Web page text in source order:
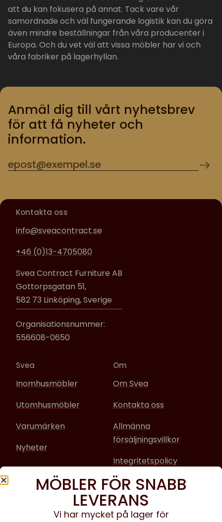
att du kan fokusera på annat. Tack vare vår
samordnade och väl fungerande logistik kan du göra
även mindre beställningar från våra producenter i
Europa. Och du vet väl att vissa möbler har vi och
våra fabriker på lagerhyllan.
Anmäl dig till vårt nyhetsbrev
för att få nyheter och
information.
Kontakta oss
info@sveacontract.se
+46 (0)13-4705080
Svea Contract Furniture AB
Gottorpsgatan 51,
582 73 Linköping, Sverige
Organisationsnummer:
556608-0650
Svea
Inomhusmöbler
Utomhusmöbler
Varumärken
Nyheter
Om
Om Svea
Kontakta oss
Allmänna
försäljningsvillkor
Integritetspolicy
Sociala media
Facebook
MÖBLER FÖR SNABB
LEVERANS
Vi har mycket på lager för